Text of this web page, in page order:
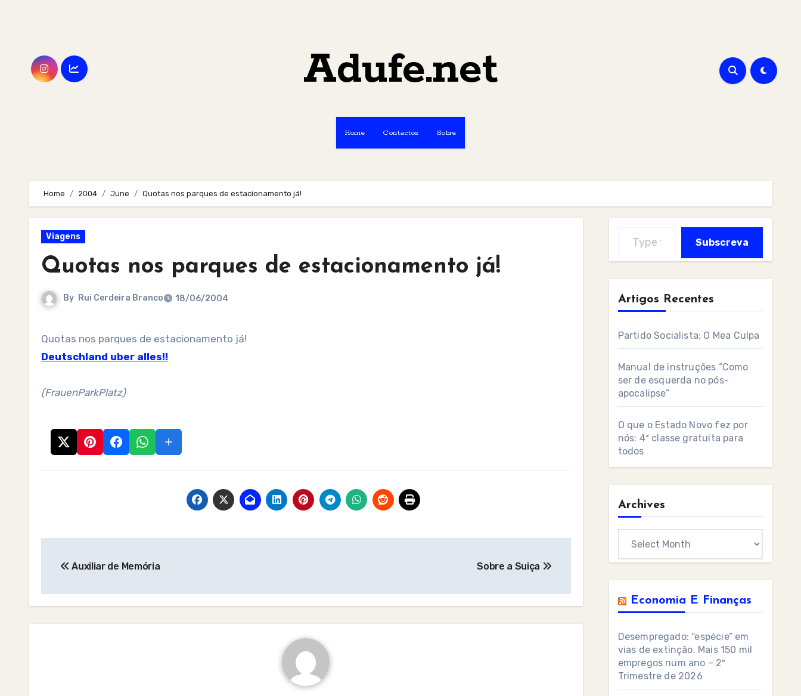
Adufe.net
Home Contactos Sobre
Home 2004 June Quotas nos parques de estacionamento já!
Viagens
Quotas nos parques de estacionamento já!
By Rui Cerdeira Branco 18/06/2004
Quotas nos parques de estacionamento já!
Deutschland uber alles!!
(FrauenParkPlatz)
navigation
Auxiliar de Memória Sobre a Suiça
Subscreva
Artigos Recentes
Partido Socialista: O Mea Culpa
Manual de instruções “Como
ser de esquerda no pós-
apocalipse”
O que o Estado Novo fez por
nós: 4ª classe gratuita para
todos
Archives
Economia E Finanças
Desempregado: “espécie” em
vias de extinção. Mais 150 mil
empregos num ano – 2º
Trimestre de 2026